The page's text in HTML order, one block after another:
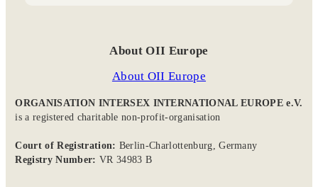
About OII Europe
About OII Europe
ORGANISATION INTERSEX INTERNATIONAL EUROPE e.V.
is a registered charitable non-profit-organisation
Court of Registration: Berlin-Charlottenburg, Germany
Registry Number: VR 34983 B